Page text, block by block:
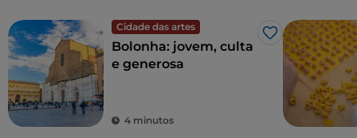
Cidade das artes
Gosto
Bolonha: jovem, culta
e generosa
4 minutos